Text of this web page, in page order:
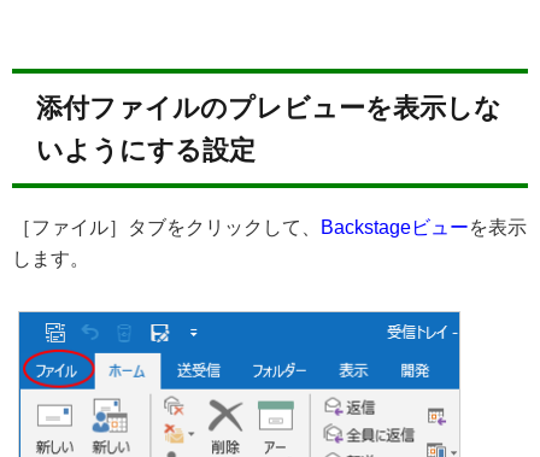
添付ファイルのプレビューを表示しな
いようにする設定
［ファイル］タブをクリックして、 Backstageビューを表示
します。